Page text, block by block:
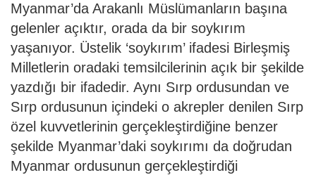
Myanmar’da Arakanlı Müslümanların başına
gelenler açıktır, orada da bir soykırım
yaşanıyor. Üstelik ‘soykırım’ ifadesi Birleşmiş
Milletlerin oradaki temsilcilerinin açık bir şekilde
yazdığı bir ifadedir. Aynı Sırp ordusundan ve
Sırp ordusunun içindeki o akrepler denilen Sırp
özel kuvvetlerinin gerçekleştirdiğine benzer
şekilde Myanmar’daki soykırımı da doğrudan
Myanmar ordusunun gerçekleştirdiği